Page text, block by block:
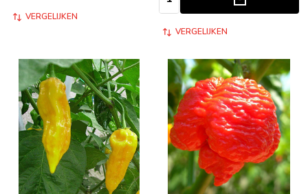
VERGELIJKEN
VERGELIJKEN